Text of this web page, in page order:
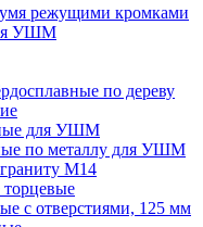
режущими кромками
УШМ
по дереву
для УШМ
по металлу для УШМ
M14
торцевые
с отверстиями, 125 мм